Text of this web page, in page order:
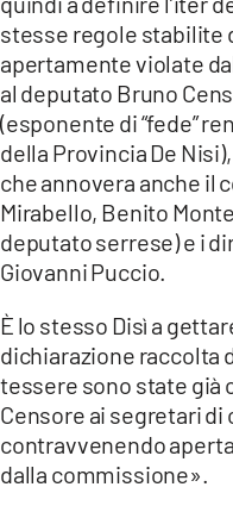
ANDROID
APPLE
stesse regole stabilite
apertamente violate
al deputato Bruno
(esponente di “fede”
della Provincia De
che annovera anche il
Mirabello, Benito
deputato serrese) e i
Giovanni Puccio.
È lo stesso Disì a
dichiarazione raccolta
tessere sono state già
Censore ai segretari di
contravvenendo
dalla commissione».